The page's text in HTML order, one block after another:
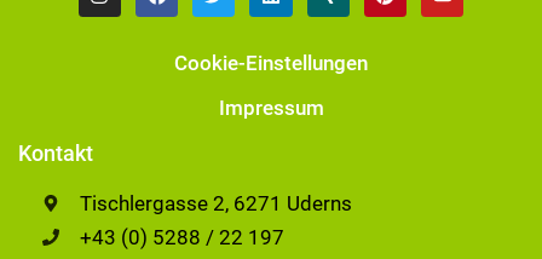
Cookie-Einstellungen
Impressum
Kontakt
Tischlergasse 2, 6271 Uderns
+43 (0) 5288 / 22 197